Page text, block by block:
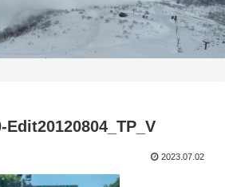
Edit20120804_TP_V
2023.07.02